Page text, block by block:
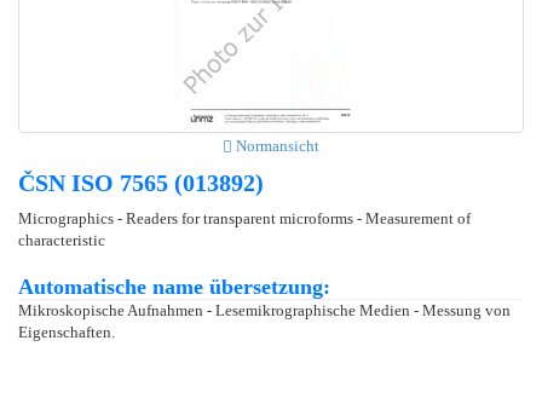
Normansicht
ČSN ISO 7565 (013892)
Micrographics - Readers for transparent microforms - Measurement of
characteristic
Automatische name übersetzung:
Mikroskopische Aufnahmen - Lesemikrographische Medien - Messung von
Eigenschaften.